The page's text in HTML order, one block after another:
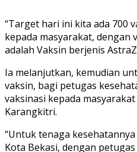
“Target hari ini kita ada 700
kepada masyarakat, dengan
adalah Vaksin berjenis
Ia melanjutkan, kemudian
vaksin, bagi petugas
vaksinasi kepada
Karangkitri.
“Untuk tenaga
Kota Bekasi, dengan